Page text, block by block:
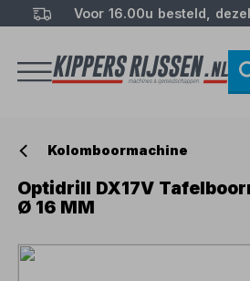
Voor 16.00u besteld,
Kolomboormachine
Optidrill DX17V
Ø 16 MM